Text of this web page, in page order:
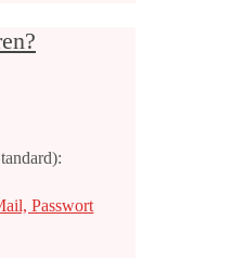
:
Passwort